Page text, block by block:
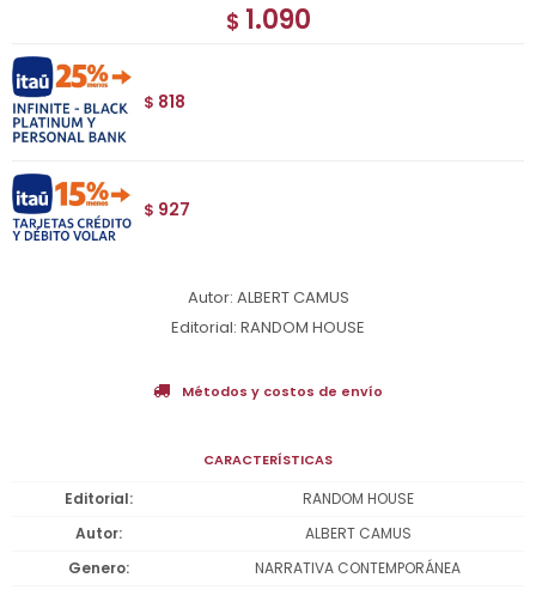
$ 1.090
$ 818
$ 927
Autor: ALBERT CAMUS
Editorial: RANDOM HOUSE
Métodos y costos de envío
CARACTERÍSTICAS
Editorial
RANDOM HOUSE
Autor
ALBERT CAMUS
Genero
NARRATIVA CONTEMPORÁNEA